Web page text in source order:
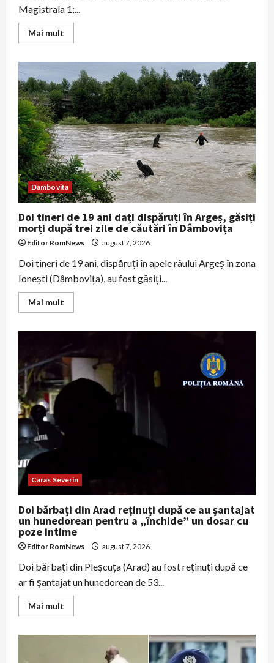
Magistrala 1;...
Mai mult
more
perturbă
circulația
pe
Magistrala
1
a
metroului
vineri
dimineață
Dambovita
Doi tineri de 19 ani dați dispăruți în Argeș, găsiți
morți după trei zile de căutări în Dâmbovița
Editor RomNews august 7, 2026
Doi tineri de 19 ani, dispăruți în apele râului Argeș în zona
Ionești (Dâmbovița), au fost găsiți...
Mai mult
more
19
ani
dați
dispăruți
în
zile
Dâmbovița
Caras Severin
Doi bărbați din Arad reținuți după ce au șantajat
un hunedorean pentru a „închide” un dosar cu
poze intime
Editor RomNews august 7, 2026
Doi bărbați din Pleșcuța (Arad) au fost reținuți după ce
ar fi șantajat un hunedorean de 53...
Mai mult
more